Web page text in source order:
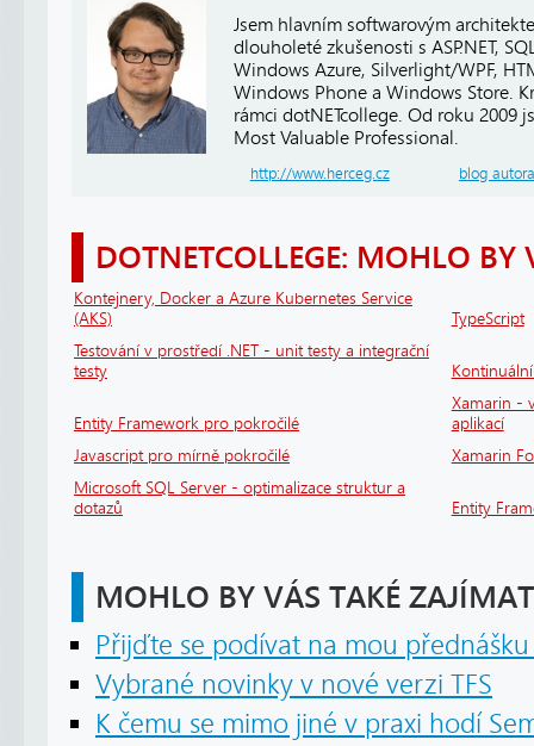
Jsem hlavním softwarovým
dlouholeté zkušenosti s ASP.NET,
Windows Azure, Silverlight/WPF,
Windows Phone a Windows Store.
rámci dotNETcollege. Od roku 2009
Most Valuable Professional.
http://www.herceg.cz blog autora
DOTNETCOLLEGE: MOHLO BY
Kontejnery, Docker a Azure Kubernetes Service
(AKS)
TypeScript
Testování v prostředí .NET - unit testy a integrační
testy
Entity Framework pro pokročilé
Xamarin -
aplikací
Javascript pro mírně pokročilé
Xamarin
Microsoft SQL Server - optimalizace struktur a
dotazů
Entity
MOHLO BY VÁS TAKÉ ZAJÍMAT
Přijďte se podívat na mou
Vybrané novinky v nové verzi TFS
K čemu se mimo jiné v praxi hodí